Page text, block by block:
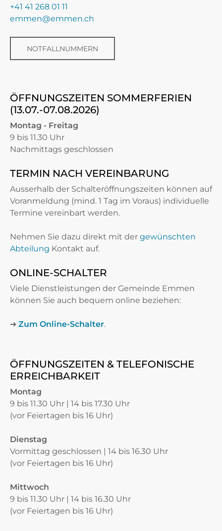
+41 41 268 01 11
emmen@emmen.ch
NOTFALLNUMMERN
ÖFFNUNGSZEITEN SOMMERFERIEN
(13.07.-07.08.2026)
Montag - Freitag
9 bis 11.30 Uhr
Nachmittags geschlossen
TERMIN NACH VEREINBARUNG
Ausserhalb der Schalteröffnungszeiten können auf
Voranmeldung (mind. 1 Tag im Voraus) individuelle
Termine vereinbart werden.
Nehmen Sie dazu direkt mit der gewünschten
Abteilung Kontakt auf.
ONLINE-SCHALTER
Viele Dienstleistungen der Gemeinde Emmen
können Sie auch bequem online beziehen:
➔ Zum Online-Schalter.
ÖFFNUNGSZEITEN & TELEFONISCHE
ERREICHBARKEIT
Montag
9 bis 11.30 Uhr | 14 bis 17.30 Uhr
(vor Feiertagen bis 16 Uhr)
Dienstag
Vormittag geschlossen | 14 bis 16.30 Uhr
(vor Feiertagen bis 16 Uhr)
Mittwoch
9 bis 11.30 Uhr | 14 bis 16.30 Uhr
(vor Feiertagen bis 16 Uhr)